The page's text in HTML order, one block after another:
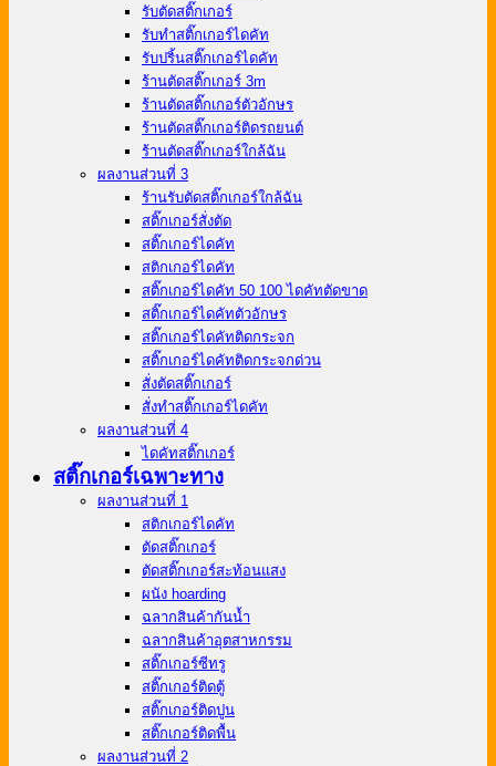
รับตัดสติ๊กเกอร์
รับทําสติ๊กเกอร์ไดคัท
รับปริ้นสติ๊กเกอร์ไดคัท
ร้านตัดสติ๊กเกอร์ 3m
ร้านตัดสติ๊กเกอร์ตัวอักษร
ร้านตัดสติ๊กเกอร์ติดรถยนต์
ร้านตัดสติ๊กเกอร์ใกล้ฉัน
ผลงานส่วนที่ 3
ร้านรับตัดสติ๊กเกอร์ใกล้ฉัน
สติ๊กเกอร์สั่งตัด
สติ๊กเกอร์ไดคัท
สติกเกอร์ไดคัท
สติ๊กเกอร์ไดคัท 50 100 ไดคัทตัดขาด
สติ๊กเกอร์ไดคัทตัวอักษร
สติ๊กเกอร์ไดคัทติดกระจก
สติ๊กเกอร์ไดคัทติดกระจกด่วน
สั่งตัดสติ๊กเกอร์
สั่งทําสติ๊กเกอร์ไดคัท
ผลงานส่วนที่ 4
ไดคัทสติ๊กเกอร์
สติ๊กเกอร์เฉพาะทาง
ผลงานส่วนที่ 1
สติกเกอร์ไดคัท
ตัดสติ๊กเกอร์
ตัดสติ๊กเกอร์สะท้อนแสง
ผนัง hoarding
ฉลากสินค้ากันน้ำ
ฉลากสินค้าอุตสาหกรรม
สติ๊กเกอร์ซีทรู
สติ๊กเกอร์ติดตู้
สติ๊กเกอร์ติดปูน
สติ๊กเกอร์ติดพื้น
ผลงานส่วนที่ 2